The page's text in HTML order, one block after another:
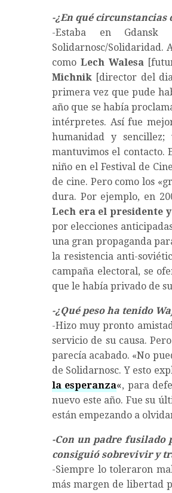
-¿En qué circunstancias
-Estaba en Gdansk
Solidarnosc/Solidaridad.
como Lech Walesa
Michnik [director del
primera vez que pude
año que se había
intérpretes. Así fue
humanidad y
mantuvimos el contacto.
niño en el Festival de
de cine. Pero como los
dura. Por ejemplo, en
Lech era el presidente
por elecciones
una gran propaganda
la resistencia anti-
campaña electoral, se
que le había privado de
-¿Qué peso ha tenido
-Hizo muy pronto
servicio de su causa.
parecía acabado. «No
de Solidarnosc. Y esto
la esperanza«, para
nuevo este año. Fue su
están empezando a
-Con un padre fusilado
consiguió sobrevivir y
-Siempre lo toleraron
más margen de libertad